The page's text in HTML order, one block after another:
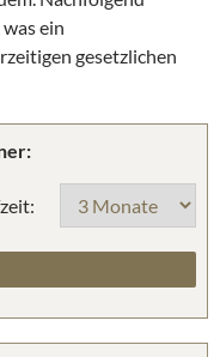
ein
gesetzlichen